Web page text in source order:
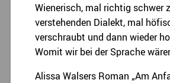
Wienerisch, mal richtig schwer
verstehenden Dialekt, mal
verschraubt und dann wieder
Womit wir bei der Sprache
Alissa Walsers Roman „Am